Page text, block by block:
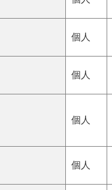
個人
個人
個人
個人